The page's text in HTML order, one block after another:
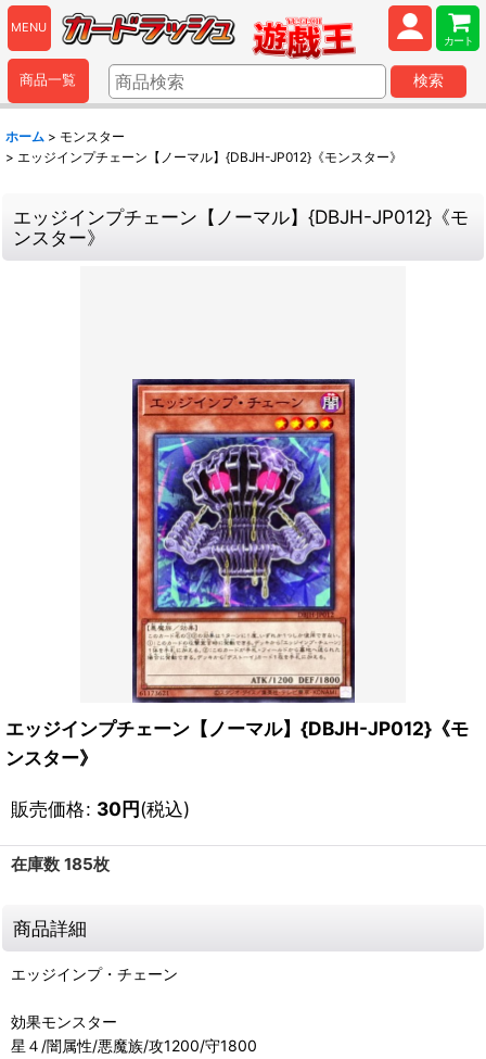
MENU
カート
商品一覧 検索
ホーム > モンスター
> エッジインプチェーン【ノーマル】{DBJH-JP012}《モンスター》
エッジインプチェーン【ノーマル】{DBJH-JP012}《モ
ンスター》
エッジインプチェーン【ノーマル】{DBJH-JP012}《モ
ンスター》
販売価格: 30円(税込)
在庫数 185枚
商品詳細
エッジインプ・チェーン
効果モンスター
星４/闇属性/悪魔族/攻1200/守1800